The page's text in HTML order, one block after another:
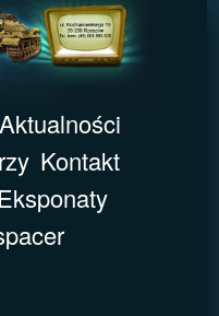
Aktualności
Kontakt
Eksponaty